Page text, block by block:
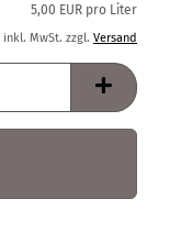
5,00 EUR pro Liter
inkl. MwSt. zzgl. Versand